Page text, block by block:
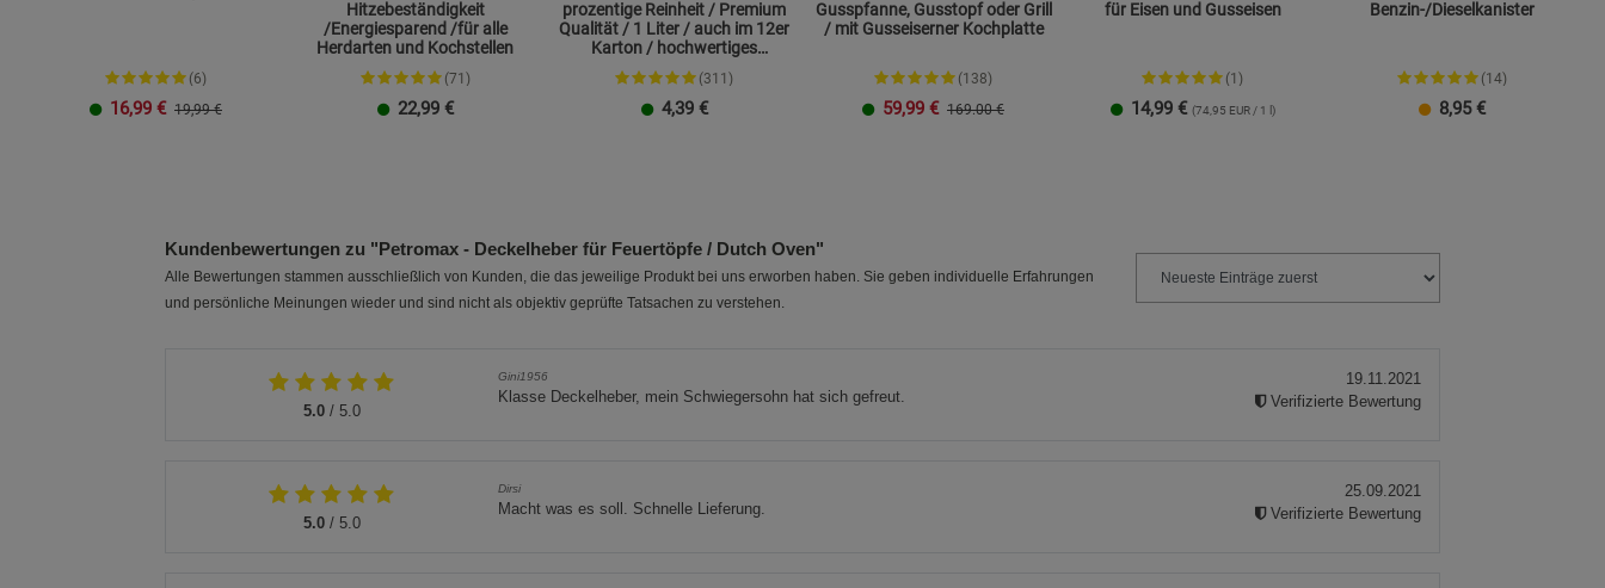
(6)
16,99 € 19,99 €
Hitzebeständigkeit
/Energiesparend /für alle
Herdarten und Kochstellen
(71)
22,99 €
prozentige Reinheit / Premium
Qualität / 1 Liter / auch im 12er
Karton / hochwertiges
Paraffinöl
(311)
4,39 €
Gusspfanne, Gusstopf oder Grill
/ mit Gusseiserner Kochplatte
(138)
59,99 € 169.00 €
für Eisen und Gusseisen
(1)
14,99 € (74,95 EUR / 1 l)
Benzin-/Dieselkanister
(14)
8,95 €
Kundenbewertungen zu "Petromax - Deckelheber für Feuertöpfe / Dutch Oven"
Alle Bewertungen stammen ausschließlich von Kunden, die das jeweilige Produkt bei uns erworben haben. Sie geben individuelle Erfahrungen
und persönliche Meinungen wieder und sind nicht als objektiv geprüfte Tatsachen zu verstehen.
5.0/ 5.0
Gini1956
Klasse Deckelheber, mein Schwiegersohn hat sich gefreut.
19.11.2021
Verifizierte Bewertung
5.0/ 5.0
Dirsi
Macht was es soll. Schnelle Lieferung.
25.09.2021
Verifizierte Bewertung
Beschreibung Statistik Cookies
Cookie-Informationen